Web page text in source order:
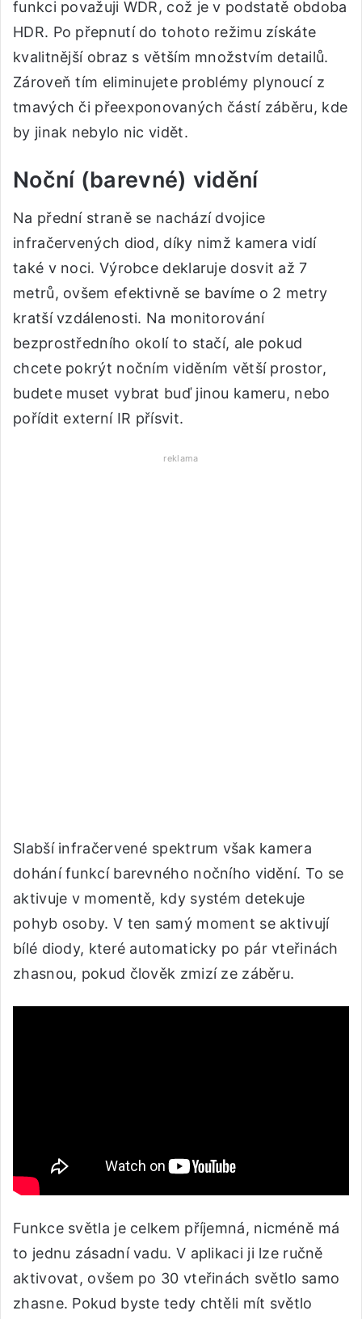
funkci považuji WDR, což je v podstatě obdoba
HDR. Po přepnutí do tohoto režimu získáte
kvalitnější obraz s větším množstvím detailů.
Zároveň tím eliminujete problémy plynoucí z
tmavých či přeexponovaných částí záběru, kde
by jinak nebylo nic vidět.
Noční (barevné) vidění
Na přední straně se nachází dvojice
infračervených diod, díky nimž kamera vidí
také v noci. Výrobce deklaruje dosvit až 7
metrů, ovšem efektivně se bavíme o 2 metry
kratší vzdálenosti. Na monitorování
bezprostředního okolí to stačí, ale pokud
chcete pokrýt nočním viděním větší prostor,
budete muset vybrat buď jinou kameru, nebo
pořídit externí IR přísvit.
reklama
Slabší infračervené spektrum však kamera
dohání funkcí barevného nočního vidění. To se
aktivuje v momentě, kdy systém detekuje
pohyb osoby. V ten samý moment se aktivují
bílé diody, které automaticky po pár vteřinách
zhasnou, pokud člověk zmizí ze záběru.
Funkce světla je celkem příjemná, nicméně má
to jednu zásadní vadu. V aplikaci ji lze ručně
aktivovat, ovšem po 30 vteřinách světlo samo
zhasne. Pokud byste tedy chtěli mít světlo